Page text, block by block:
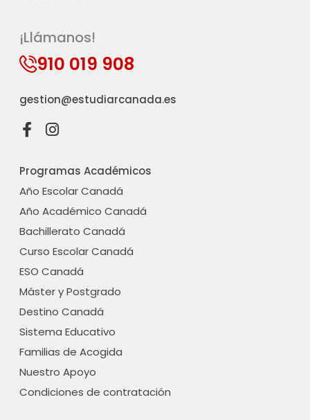
Programas Académicos
Año Escolar Canadá
Año Académico Canadá
Bachillerato Canadá
Curso Escolar Canadá
ESO Canadá
Máster y Postgrado
Destino Canadá
Sistema Educativo
Familias de Acogida
Nuestro Apoyo
Condiciones de contratación
¡Llámanos!
910 019 908
gestion@estudiarcanada.es
F
a
e
b
o
o
k
-
f
I
t
a
g
r
a
m